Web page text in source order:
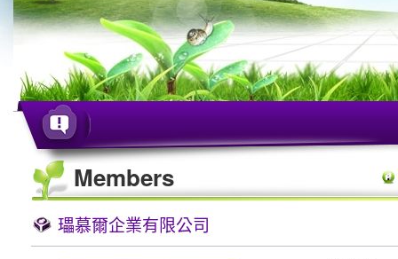
Members
瓃慕爾企業有限公司